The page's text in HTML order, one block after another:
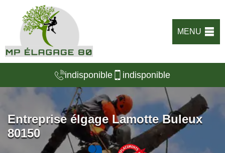
MENU
indisponible indisponible
Entreprise élgage Lamotte Buleux
80150